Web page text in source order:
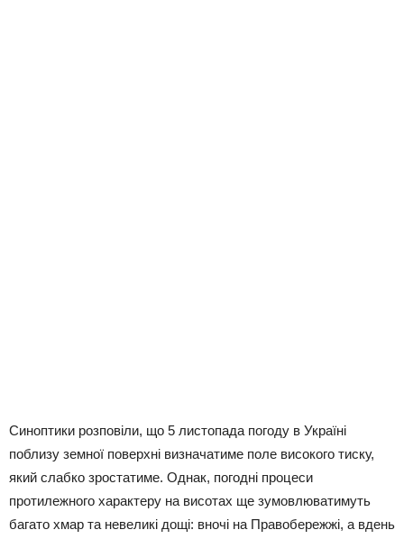
Синоптики розповіли, що 5 листопада погоду в Україні
поблизу земної поверхні визначатиме поле високого тиску,
який слабко зростатиме. Однак, погодні процеси
протилежного характеру на висотах ще зумовлюватимуть
багато хмар та невеликі дощі: вночі на Правобережжі, а вдень